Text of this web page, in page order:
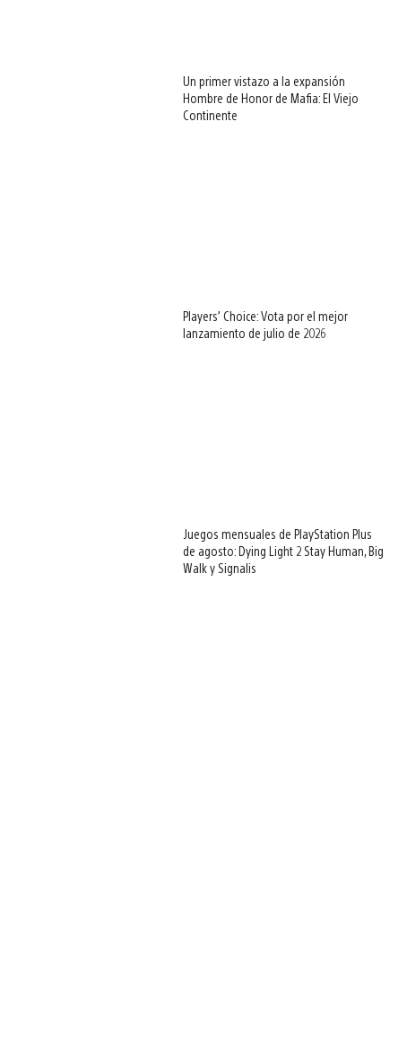
Un primer vistazo a la expansión
Hombre de Honor de Mafia: El Viejo
Continente
Players’ Choice: Vota por el mejor
lanzamiento de julio de 2026
Juegos mensuales de PlayStation Plus
de agosto: Dying Light 2 Stay Human, Big
Walk y Signalis